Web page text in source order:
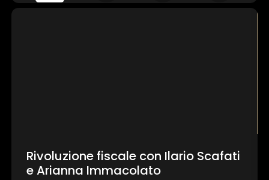
Rivoluzione fiscale con Ilario Scafati
e Arianna Immacolato